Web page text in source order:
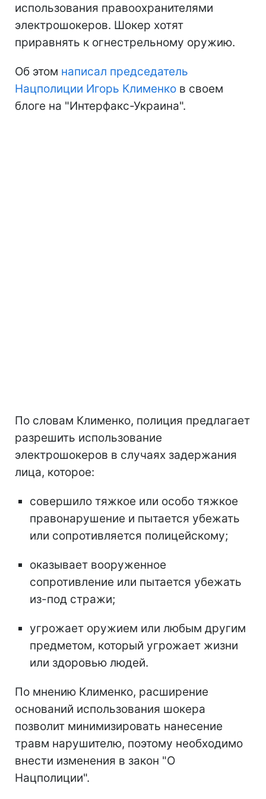
использования правоохранителями
электрошокеров. Шокер хотят
приравнять к огнестрельному оружию.
Об этом написал председатель
Нацполиции Игорь Клименко в своем
блоге на "Интерфакс-Украина".
По словам Клименко, полиция предлагает
разрешить использование
электрошокеров в случаях задержания
лица, которое:
совершило тяжкое или особо тяжкое
правонарушение и пытается убежать
или сопротивляется полицейскому;
оказывает вооруженное
сопротивление или пытается убежать
из-под стражи;
угрожает оружием или любым другим
предметом, который угрожает жизни
или здоровью людей.
По мнению Клименко, расширение
оснований использования шокера
позволит минимизировать нанесение
травм нарушителю, поэтому необходимо
внести изменения в закон "О
Нацполиции".